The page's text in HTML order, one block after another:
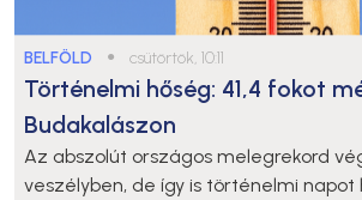
BELFÖLD ● csütörtök, 10:11
Történelmi hőség: 41,4 fokot
Budakalászon
Az abszolút országos melegrekord
veszélyben, de így is történelmi napot